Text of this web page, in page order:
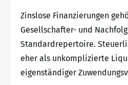
Zinslose Finanzierungen
Gesellschafter- und
Standardrepertoire.
eher als unkomplizierte
eigenständiger